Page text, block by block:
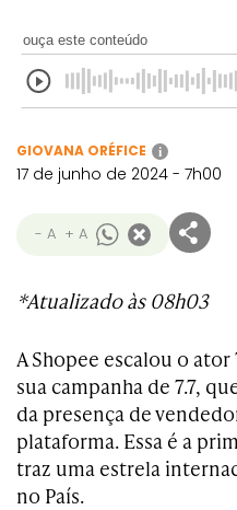
ouça este conteúdo
GIOVANA ORÉFICE i
17 de junho de 2024 - 7h00
- A + A
*Atualizado às 08h03
A Shopee escalou o
sua campanha de 7.7,
da presença de
plataforma. Essa é a
traz uma estrela
no País.